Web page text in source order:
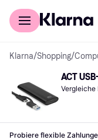
Für Shopper
Klarna/Shopping/
ACT
Vergleiche
Probiere flexible